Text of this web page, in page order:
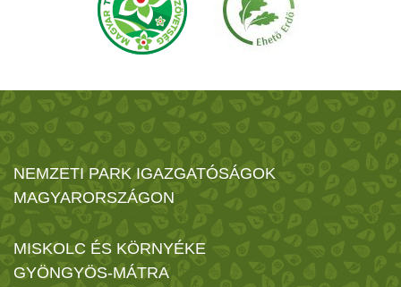
NEMZETI PARK IGAZGATÓSÁGOK
MAGYARORSZÁGON
MISKOLC ÉS KÖRNYÉKE
GYÖNGYÖS-MÁTRA